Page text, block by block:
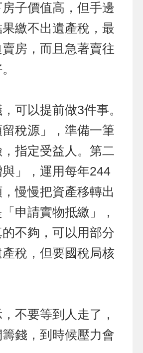
子價值高，但手邊
繳不出遺產稅，最
房，而且急著賣往
可以提前做3件事。
稅源」，準備一筆
指定受益人。第二
」，運用每年244
慢慢把資產移轉出
申請實物抵繳」，
不夠，可以用部分
稅，但要國稅局核
不要等到人走了，
錢，到時候壓力會